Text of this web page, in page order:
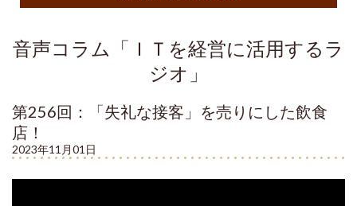
音声コラム「ＩＴを経営に活用するラ
ジオ」
第256回：「失礼な接客」を売りにした飲食
店！
2023年11月01日